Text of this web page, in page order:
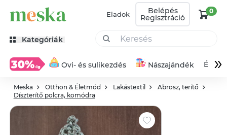
Eladok Belépés
Regisztráció
0
Kategóriák
Ovi- és sulikezdés Nászajándék »
Meska Otthon & Életmód Lakástextil
Abrosz, terítő
Díszterítő polcra, komódra